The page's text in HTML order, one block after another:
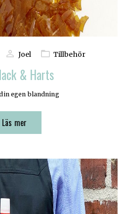
Joel Tillbehör
& Harts
egen blandning
Läs mer